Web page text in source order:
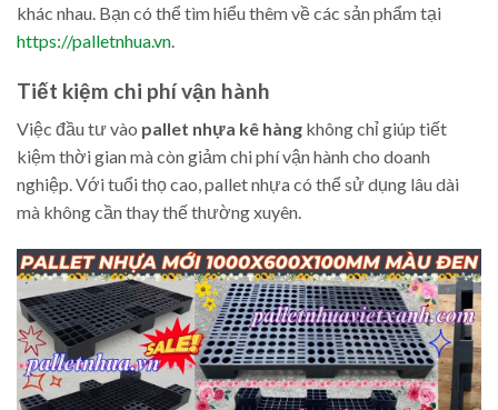
khác nhau. Bạn có thể tìm hiểu thêm về các sản phẩm tại
https://palletnhua.vn.
Tiết kiệm chi phí vận hành
Việc đầu tư vào pallet nhựa kê hàng không chỉ giúp tiết
kiệm thời gian mà còn giảm chi phí vận hành cho doanh
nghiệp. Với tuổi thọ cao, pallet nhựa có thể sử dụng lâu dài
mà không cần thay thế thường xuyên.